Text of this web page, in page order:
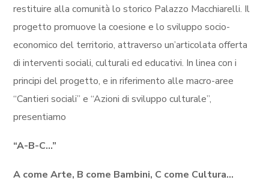
restituire alla comunità lo storico Palazzo Macchiarelli. Il
progetto promuove la coesione e lo sviluppo socio-
economico del territorio, attraverso un’articolata offerta
di interventi sociali, culturali ed educativi. In linea con i
principi del progetto, e in riferimento alle macro-aree
“Cantieri sociali” e “Azioni di sviluppo culturale”,
presentiamo
“A-B-C…”
A come Arte, B come Bambini, C come Cultura…